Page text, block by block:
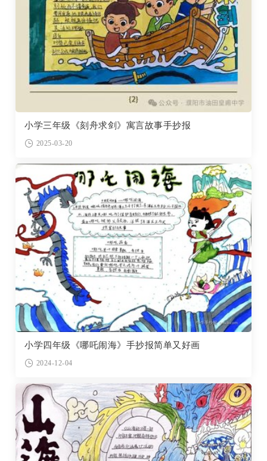
小学三年级《刻舟求剑》寓言故事手抄报
2025-03-20
小学四年级《哪吒闹海》手抄报简单又好画
2024-12-04